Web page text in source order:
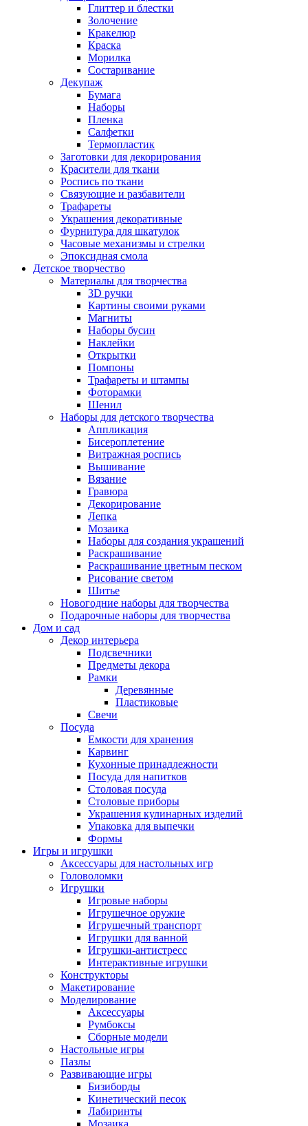
Глиттер и блестки
Золочение
Кракелюр
Краска
Морилка
Состаривание
Декупаж
Бумага
Наборы
Пленка
Салфетки
Термопластик
Заготовки для декорирования
Красители для ткани
Роспись по ткани
Связующие и разбавители
Трафареты
Украшения декоративные
Фурнитура для шкатулок
Часовые механизмы и стрелки
Эпоксидная смола
Детское творчество
Материалы для творчества
3D ручки
Картины своими руками
Магниты
Наборы бусин
Наклейки
Открытки
Помпоны
Трафареты и штампы
Фоторамки
Шенил
Наборы для детского творчества
Аппликация
Бисероплетение
Витражная роспись
Вышивание
Вязание
Гравюра
Декорирование
Лепка
Мозаика
Наборы для создания украшений
Раскрашивание
Раскрашивание цветным песком
Рисование светом
Шитье
Новогодние наборы для творчества
Подарочные наборы для творчества
Дом и сад
Декор интерьера
Подсвечники
Предметы декора
Рамки
Деревянные
Пластиковые
Свечи
Посуда
Емкости для хранения
Карвинг
Кухонные принадлежности
Посуда для напитков
Столовая посуда
Столовые приборы
Украшения кулинарных изделий
Упаковка для выпечки
Формы
Игры и игрушки
Аксессуары для настольных игр
Головоломки
Игрушки
Игровые наборы
Игрушечное оружие
Игрушечный транспорт
Игрушки для ванной
Игрушки-антистресс
Интерактивные игрушки
Конструкторы
Макетирование
Моделирование
Аксессуары
Румбоксы
Сборные модели
Настольные игры
Пазлы
Развивающие игры
Бизиборды
Кинетический песок
Лабиринты
Мозаика